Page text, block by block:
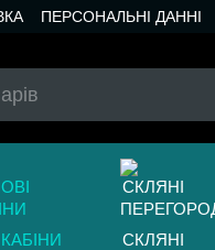
ПЕРСОНАЛЬНІ ДАННІ
СКЛЯНІ